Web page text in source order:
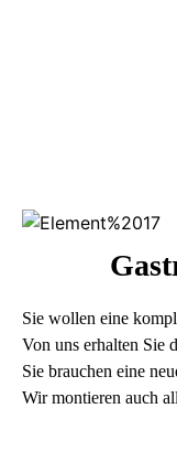
Sie wollen eine
Von uns erhalten Sie
Sie brauchen eine
Wir montieren auch